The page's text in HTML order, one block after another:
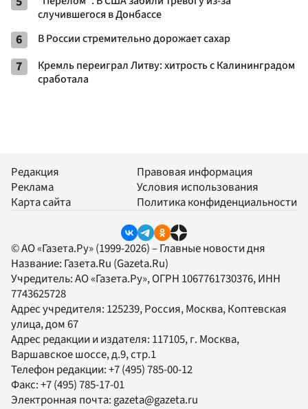
случившегося в Донбассе
6 В России стремительно дорожает сахар
7
Кремль переиграл Литву: хитрость с Калининградом
сработала
Редакция
Реклама
Карта сайта
Правовая информация
Условия использования
Политика конфиденциальности
© АО «Газета.Ру» (1999-2026) – Главные новости дня
Название: Газета.Ru (Gazeta.Ru)
Учредитель:АО «Газета.Ру», ОГРН 1067761730376, ИНН
7743625728
Адрес учредителя: 125239, Россия, Москва, Коптевская
улица, дом 67
Адрес редакции и издателя: 117105, г. Москва,
Варшавское шоссе, д.9, стр.1
Телефон редакции:+7 (495) 785-00-12
Факс:+7 (495) 785-17-01
Электронная почта: gazeta@gazeta.ru